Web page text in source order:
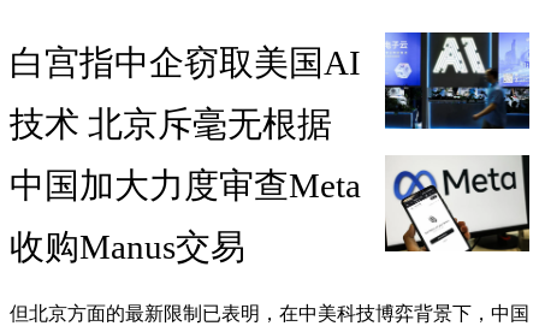
白宫指中企窃取美国AI
技术 北京斥毫无根据
中国加大力度审查Meta
收购Manus交易
但北京方面的最新限制已表明，在中美科技博弈背景下，中国